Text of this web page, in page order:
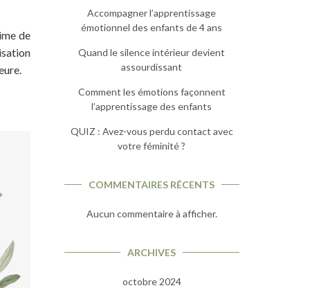
de
Accompagner l’apprentissage
émotionnel des enfants de 4 ans
Quand le silence intérieur devient
assourdissant
Comment les émotions façonnent
l’apprentissage des enfants
QUIZ : Avez-vous perdu contact avec
votre féminité ?
COMMENTAIRES RÉCENTS
Aucun commentaire à afficher.
ARCHIVES
octobre 2024